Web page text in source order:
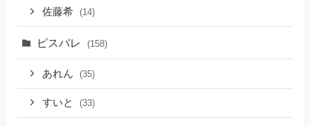
佐藤希 (14)
ピスパレ (158)
あれん (35)
すいと (33)